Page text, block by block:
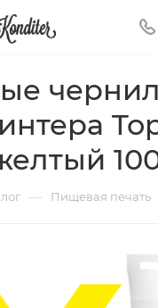
— Пищевая печать